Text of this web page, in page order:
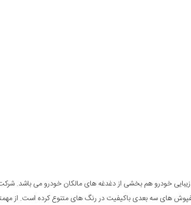
زیبایی خودرو هم بخشی از دغدغه های مالکان خودرو می باشد.
های سه بعدی باکیفیت در رنگ های متنوع کرده است. از